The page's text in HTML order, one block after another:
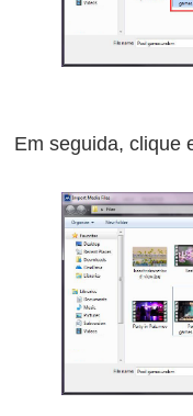
Em seguida, clique